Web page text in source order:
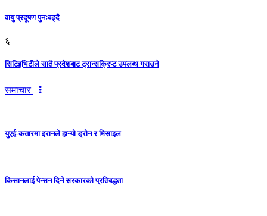
वायु प्रदूषण पुनःबढ्दै
६
सिटिइभिटीले सातै प्रदेशबाट ट्रान्सक्रिप्ट उपलब्ध गराउने
समाचार
युएई-कतारमा इरानले हान्यो ड्रोन र मिसाइल
किसानलाई पेन्सन दिने सरकारको प्रतिबद्धता